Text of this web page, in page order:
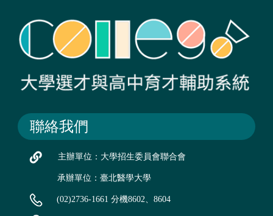
聯絡我們
主辦單位：大學招生委員會聯合會
承辦單位：臺北醫學大學
(02)2736-1661 分機8602、8604